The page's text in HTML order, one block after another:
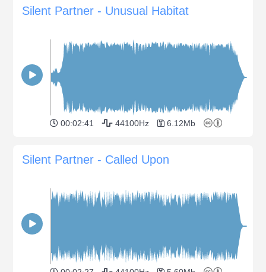
Silent Partner - Unusual Habitat
00:02:41 44100Hz 6.12Mb
Silent Partner - Called Upon